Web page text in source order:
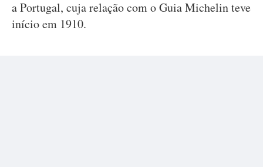
a Portugal, cuja relação com o Guia Michelin teve
início em 1910.